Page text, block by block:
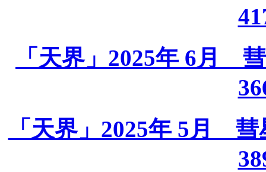
「天界」2025年 6月
「天界」2025年 5月